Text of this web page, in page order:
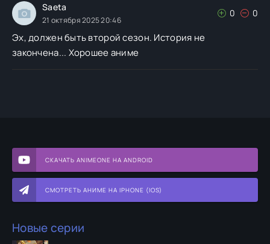
СКАЧАТЬ ANIMEONE НА ANDROID
СМОТРЕТЬ АНИМЕ НА IPHONE (IOS)
Новые серии
Saeta
21 октября 2025 20:46
0 0
Эх, должен быть второй сезон. История не
закончена... Хорошее аниме